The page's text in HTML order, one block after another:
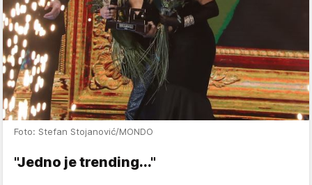
Foto: Stefan Stojanović/MONDO
"Jedno je trending..."